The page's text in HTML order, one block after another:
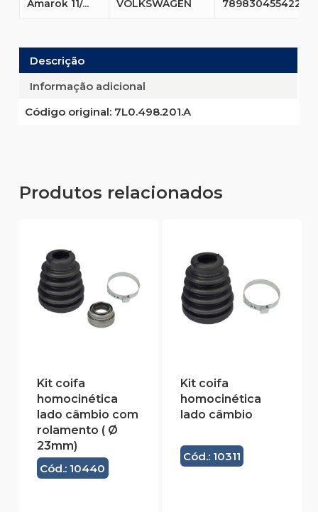
Amarok 11/... VOLKSWAGEN 7898304554229
Descrição
Informação adicional
Código original:7L0.498.201.A
Produtos relacionados
Kit coifa
homocinética
lado câmbio com
rolamento ( Ø
23mm)
Cód.: 10440
Kit coifa
homocinética
lado câmbio
Cód.: 10311